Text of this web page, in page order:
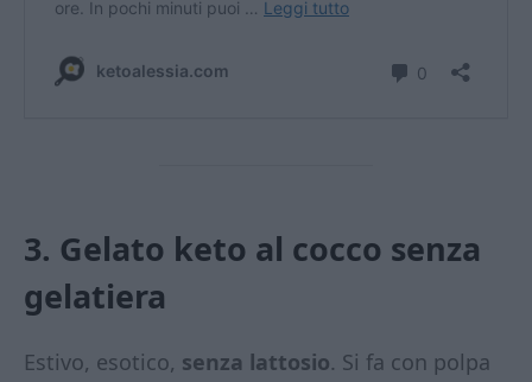
3. Gelato keto al cocco senza
gelatiera
Estivo, esotico, senza lattosio. Si fa con polpa